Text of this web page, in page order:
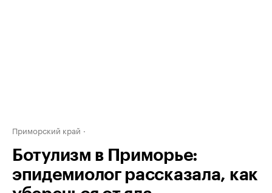
Приморский край
Ботулизм в Приморье:
эпидемиолог рассказала, как